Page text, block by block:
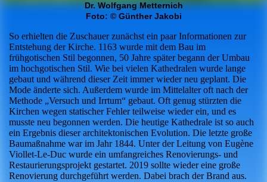
Dr. Wolfgang Metternich
Foto: © Günther Jakobi
So erhielten die Zuschauer zunächst ein paar Informationen zur
Entstehung der Kirche. 1163 wurde mit dem Bau im
frühgotischen Stil begonnen, 50 Jahre später begann der Umbau
im hochgotischen Stil. Wie bei vielen Kathedralen wurde lange
gebaut und während dieser Zeit immer wieder neu geplant. Die
Mode änderte sich. Außerdem wurde im Mittelalter oft nach der
Methode „Versuch und Irrtum“ gebaut. Oft genug stürzten die
Kirchen wegen statischer Fehler teilweise wieder ein, und es
musste neu begonnen werden. Die heutige Kathedrale ist so auch
ein Ergebnis dieser architektonischen Evolution. Die letzte große
Baumaßnahme war im Jahr 1844. Unter der Leitung von Eugène
Viollet-Le-Duc wurde ein umfangreiches Renovierungs- und
Restaurierungsprojekt gestartet. 2019 sollte wieder eine große
Renovierung durchgeführt werden. Dabei brach der Brand aus.